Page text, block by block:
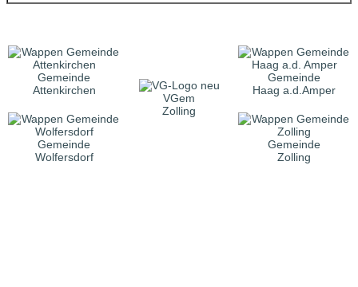
Gemeinde
Attenkirchen
VGem
Zolling
Gemeinde
Haag a.d.Amper
Gemeinde
Wolfersdorf
Gemeinde
Zolling